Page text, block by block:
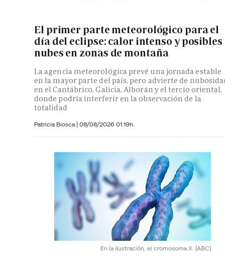
El primer parte meteorológico para el
día del eclipse: calor intenso y posibles
nubes en zonas de montaña
La agencia meteorológica prevé una jornada estable
en la mayor parte del país, pero advierte de
en el Cantábrico, Galicia, Alborán y el tercio oriental,
donde podría interferir en la observación de la
totalidad
Patricia Biosca | 08/08/2026 01:19h.
En la ilustración, el cromosoma X. (ABC)